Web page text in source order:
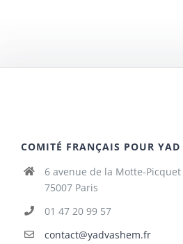
COMITÉ FRANÇAIS POUR
6 avenue de la Motte-Picquet
75007 Paris
01 47 20 99 57
contact@yadvashem.fr